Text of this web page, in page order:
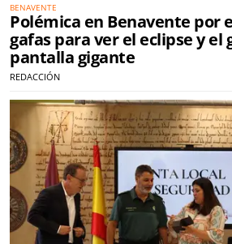
BENAVENTE
Polémica en Benavente por
gafas para ver el eclipse y el
pantalla gigante
REDACCIÓN